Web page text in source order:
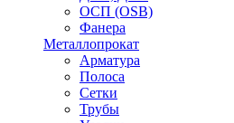
ОСП (OSB)
Фанера
Металлопрокат
Арматура
Полоса
Сетки
Трубы